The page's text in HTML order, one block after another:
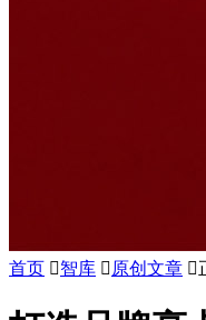
首页 智库  原创文章 